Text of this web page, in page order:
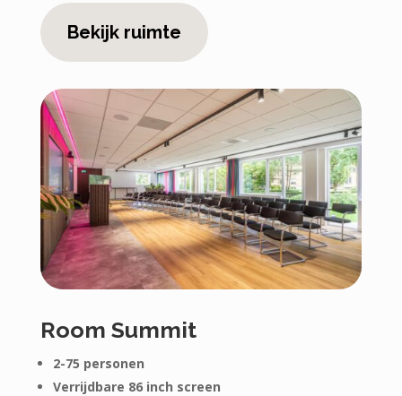
Bekijk ruimte
Room Summit
2-75 personen
Verrijdbare 86 inch screen